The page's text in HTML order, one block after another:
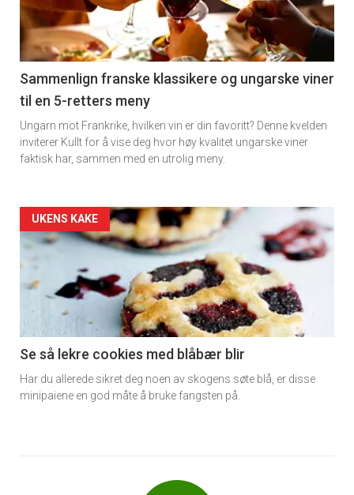
nå
-
5
Sammenlign franske klassikere og ungarske viner
til en 5-retters meny
Ungarn mot Frankrike, hvilken vin er din favoritt? Denne kvelden
inviterer Kullt for å vise deg hvor høy kvalitet ungarske viner
faktisk har, sammen med en utrolig meny.
Forsiden
akkurat
nå
6
UKENS KAKE
Se så lekre cookies med blåbær blir
Har du allerede sikret deg noen av skogens søte blå, er disse
minipaiene en god måte å bruke fangsten på.